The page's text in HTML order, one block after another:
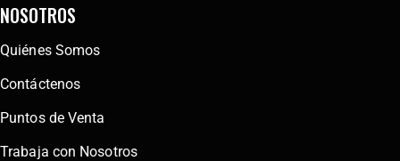
NOSOTROS
Quiénes Somos
Contáctenos
Puntos de Venta
Trabaja con Nosotros